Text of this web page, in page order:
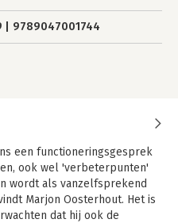
9789047001744
een functioneringsgesprek
ook wel 'verbeterpunten'
wordt als vanzelfsprekend
Marjon Oosterhout. Het is
dat hij ook de